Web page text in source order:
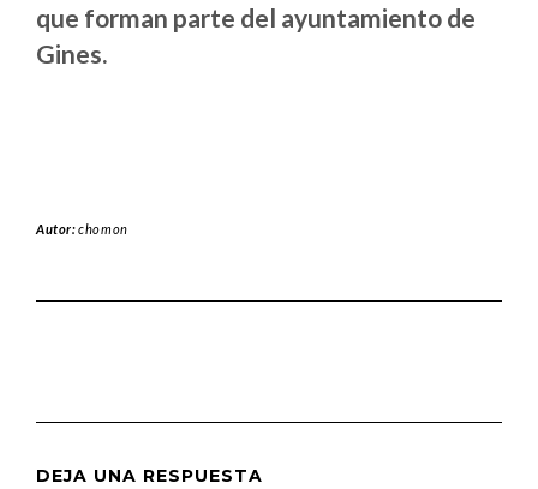
que forman parte del ayuntamiento de
Gines.
Autor:chomon
DEJA UNA RESPUESTA